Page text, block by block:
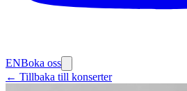
ENBoka oss
← Tillbaka till konserter